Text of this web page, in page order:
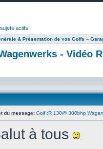
actifs
& Présentation de vos Golfs »
- Vidéo
du message: Golf.:R 130@ 300bhp
à tous